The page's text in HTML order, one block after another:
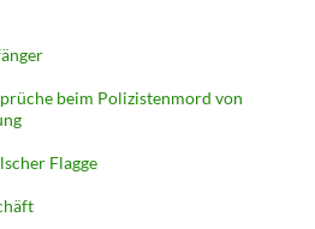
beim Polizistenmord von
Flagge